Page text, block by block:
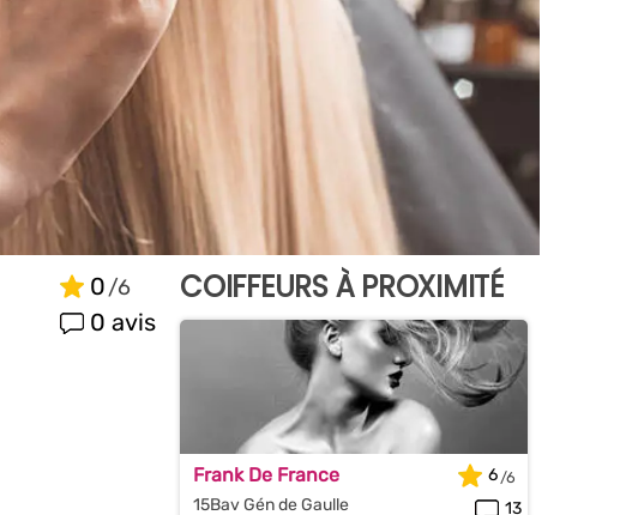
0
0 avis
COIFFEURS À PROXIMITÉ
Frank De France
15Bav Gén de Gaulle
6
13